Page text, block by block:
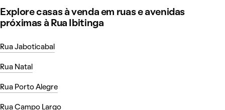
Explore casas à venda em ruas e avenidas
próximas à Rua Ibitinga
Rua Jaboticabal
Rua Natal
Rua Porto Alegre
Rua Campo Largo